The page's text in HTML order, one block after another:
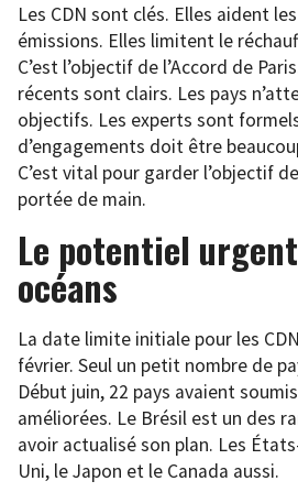
Les CDN sont clés. Elles aident
émissions. Elles limitent le
C’est l’objectif de l’Accord de
récents sont clairs. Les pays
objectifs. Les experts sont
d’engagements doit être
C’est vital pour garder l’objectif
portée de main.
Le potentiel
océans
La date limite initiale pour les
février. Seul un petit nombre de
Début juin, 22 pays avaient
améliorées. Le Brésil est un des
avoir actualisé son plan. Les
Uni, le Japon et le Canada aussi.